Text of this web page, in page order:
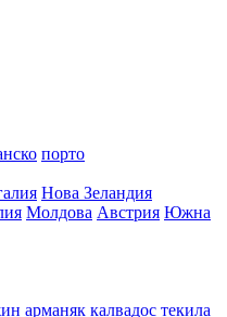
порто
Нова Зеландия
Молдова Австрия Южна
арманяк калвадос текила